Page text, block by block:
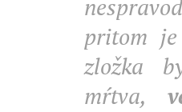
pritom
zložka
mŕtva,